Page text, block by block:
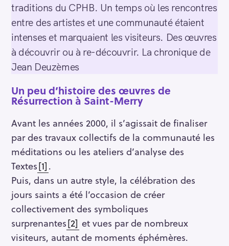
traditions du CPHB. Un temps où les rencontres
entre des artistes et une communauté étaient
intenses et marquaient les visiteurs. Des œuvres
à découvrir ou à re-découvrir. La chronique de
Jean Deuzèmes
Un peu d’histoire des œuvres de
Résurrection à Saint-Merry
Avant les années 2000, il s’agissait de finaliser
par des travaux collectifs de la communauté les
méditations ou les ateliers d’analyse des
Textes[1].
Puis, dans un autre style, la célébration des
jours saints a été l’occasion de créer
collectivement des symboliques
surprenantes[2] et vues par de nombreux
visiteurs, autant de moments éphémères.